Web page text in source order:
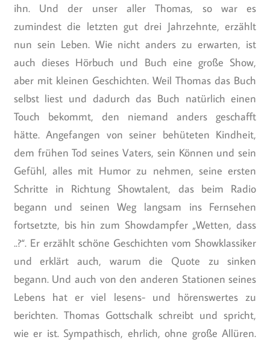
ihn. Und der unser aller Thomas, so war es
zumindest die letzten gut drei Jahrzehnte, erzählt
nun sein Leben. Wie nicht anders zu erwarten, ist
auch dieses Hörbuch und Buch eine große Show,
aber mit kleinen Geschichten. Weil Thomas das Buch
selbst liest und dadurch das Buch natürlich einen
Touch bekommt, den niemand anders geschafft
hätte. Angefangen von seiner behüteten Kindheit,
dem frühen Tod seines Vaters, sein Können und sein
Gefühl, alles mit Humor zu nehmen, seine ersten
Schritte in Richtung Showtalent, das beim Radio
begann und seinen Weg langsam ins Fernsehen
fortsetzte, bis hin zum Showdampfer „Wetten, dass
..?“. Er erzählt schöne Geschichten vom Showklassiker
und erklärt auch, warum die Quote zu sinken
begann. Und auch von den anderen Stationen seines
Lebens hat er viel lesens- und hörenswertes zu
berichten. Thomas Gottschalk schreibt und spricht,
wie er ist. Sympathisch, ehrlich, ohne große Allüren.